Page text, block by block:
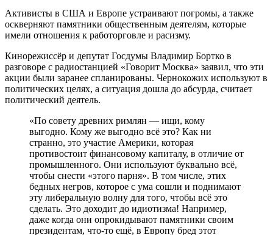
Активисты в США и Европе устраивают погромы, а также
оскверняют памятники общественным деятелям, которые
имели отношения к работорговле и расизму.
Кинорежиссёр и депутат Госдумы Владимир Бортко в
разговоре с радиостанцией «Говорит Москва» заявил, что эти
акции были заранее спланированы. Чернокожих используют в
политических целях, а ситуация дошла до абсурда, считает
политический деятель.
«По совету древних римлян — ищи, кому
выгодно. Кому же выгодно всё это? Как ни
странно, это участие Америки, которая
противостоит финансовому капиталу, в отличие от
промышленного. Они используют буквально всё,
чтобы снести «этого парня». В том числе, этих
бедных негров, которое с ума сошли и поднимают
эту либеральную волну для того, чтобы всё это
сделать. Это доходит до идиотизма! Например,
даже когда они опрокидывают памятники своим
президентам, что-то ещё, в Европу бред этот